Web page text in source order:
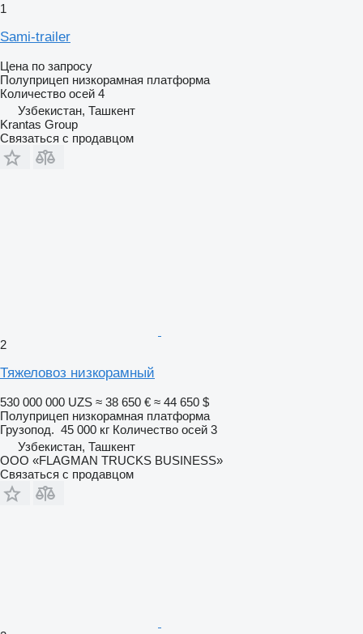
1
Sami-trailer
Цена по запросу
Полуприцеп низкорамная платформа
Количество осей 4
Узбекистан, Ташкент
Krantas Group
Связаться с продавцом
2
Тяжеловоз низкорамный
530 000 000 UZS ≈ 38 650 € ≈ 44 650 $
Полуприцеп низкорамная платформа
Грузопод. 45 000 кг Количество осей 3
Узбекистан, Ташкент
ООО «FLAGMAN TRUCKS BUSINESS»
Связаться с продавцом